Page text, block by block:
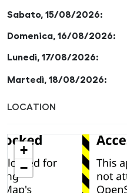
Sabato, 15/08/2026:
Domenica, 16/08/2026:
Lunedì, 17/08/2026:
Martedì, 18/08/2026:
LOCATION
+
−